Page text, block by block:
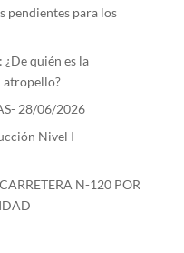
pendientes para los
quién es la
atropello?
28/06/2026
Nivel I –
N-120 POR